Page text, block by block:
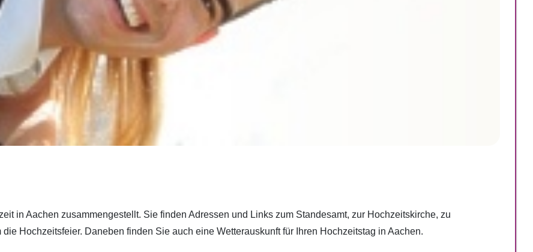
in Aachen zusammengestellt. Sie finden Adressen und Links zum Standesamt, zur Hochzeitskirche, zu
Hochzeitsfeier. Daneben finden Sie auch eine Wetterauskunft für Ihren Hochzeitstag in Aachen.